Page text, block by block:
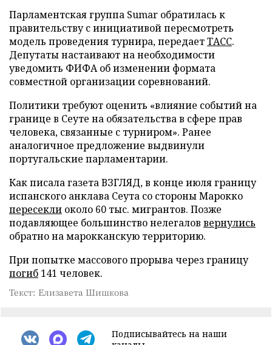
Парламентская группа Sumar обратилась к
правительству с инициативой пересмотреть
модель проведения турнира, передаетТАСС.
Депутаты настаивают на необходимости
уведомить ФИФА об изменении формата
совместной организации соревнований.
Политики требуют оценить «влияние событий на
границе в Сеуте на обязательства в сфере прав
человека, связанные с турниром». Ранее
аналогичное предложение выдвинули
португальские парламентарии.
Как писала газета ВЗГЛЯД, в конце июля границу
испанского анклава Сеута со стороны Марокко
пересекли около 60 тыс. мигрантов. Позже
подавляющее большинство нелегалов вернулись
обратно на марокканскую территорию.
При попытке массового прорыва через границу
погиб 141 человек.
Текст: Елизавета Шишкова
Подписывайтесь на наши